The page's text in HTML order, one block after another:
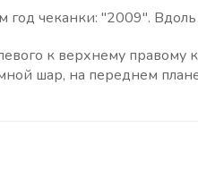
чеканки: "2009". Вдоль
к верхнему
шар, на переднем